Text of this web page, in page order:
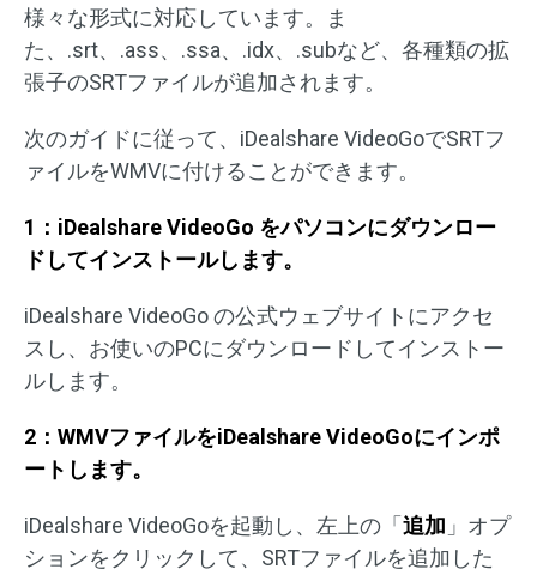
様々な形式に対応しています。ま
た、.srt、.ass、.ssa、.idx、.subなど、各種類の拡
張子のSRTファイルが追加されます。
次のガイドに従って、iDealshare VideoGoでSRTフ
ァイルをWMVに付けることができます。
1：iDealshare VideoGo をパソコンにダウンロー
ドしてインストールします。
iDealshare VideoGo の公式ウェブサイトにアクセ
スし、お使いのPCにダウンロードしてインストー
ルします。
2：WMVファイルをiDealshare VideoGoにインポ
ートします。
iDealshare VideoGoを起動し、左上の「追加 」オプ
ションをクリックして、SRTファイルを追加した